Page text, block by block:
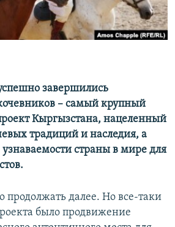
завершились
– самый крупный
Кыргызстана, нацеленный
традиций и наследия, а
страны в мире для
продолжать далее. Но все-таки
было продвижение